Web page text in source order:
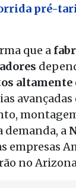
pré-
que a
altamente
avançadas
demanda, a
empresas
no